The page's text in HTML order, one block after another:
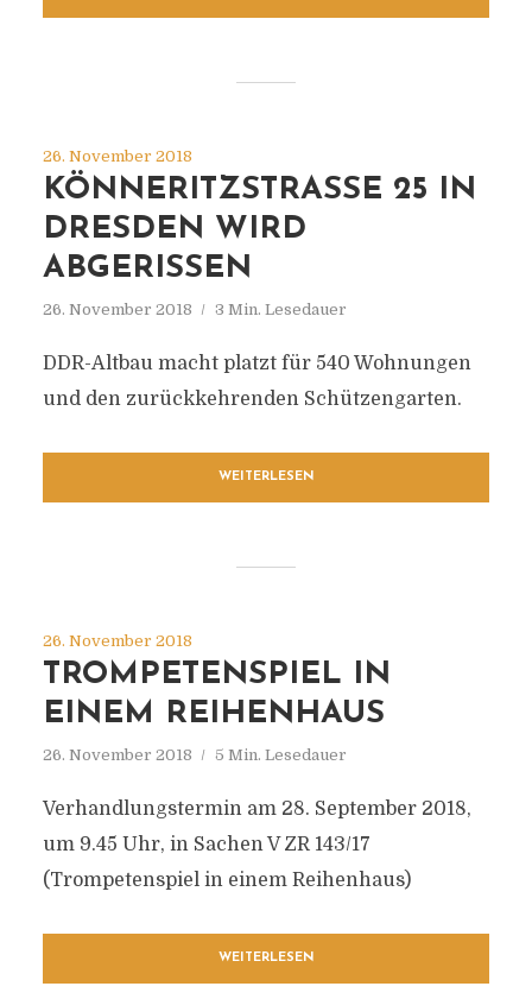
26. November 2018
KÖNNERITZSTRASSE 25 IN D
RESDEN WIRD A
BGERISSEN
26. November 2018 3 Min. Lesedauer
DDR-Altbau macht platzt für 540 Wohnungen
und den zurückkehrenden Schützengarten.
WEITERLESEN
26. November 2018
TROMPETENSPIEL IN
EINEM REIHENHAUS
26. November 2018 5 Min. Lesedauer
Verhandlungstermin am 28. September 2018,
um 9.45 Uhr, in Sachen V ZR 143/17
(Trompetenspiel in einem Reihenhaus)
WEITERLESEN